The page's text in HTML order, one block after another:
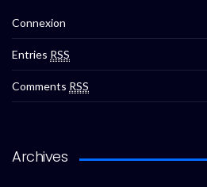
Connexion
Entries RSS
Comments RSS
Archives